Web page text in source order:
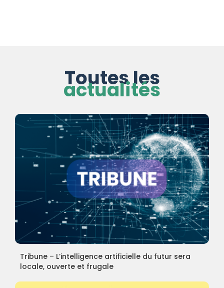
Toutes les
actualités
Tribune – L’intelligence artificielle du futur sera
locale, ouverte et frugale